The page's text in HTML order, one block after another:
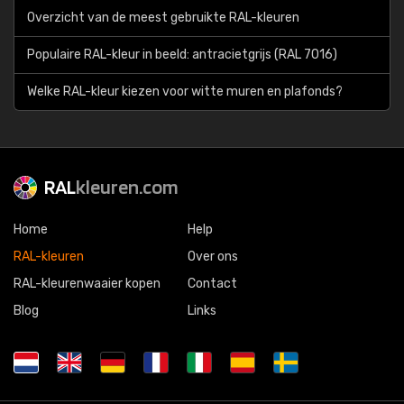
Overzicht van de meest gebruikte RAL-kleuren
Populaire RAL-kleur in beeld: antracietgrijs (RAL 7016)
Welke RAL-kleur kiezen voor witte muren en plafonds?
RALkleuren.com
Home
RAL-kleuren
RAL-kleurenwaaier kopen
Blog
Help
Over ons
Contact
Links